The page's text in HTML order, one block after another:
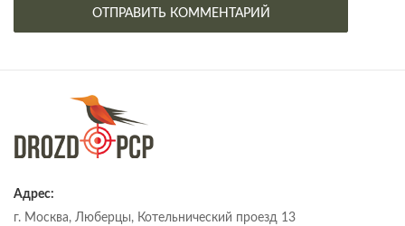
Адрес:
г. Москва, Люберцы, Котельнический проезд 13